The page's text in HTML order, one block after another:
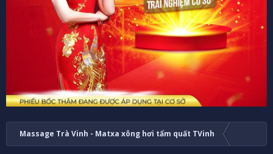
Massage Trà Vinh - Matxa xông hơi tẩm quất TVinh